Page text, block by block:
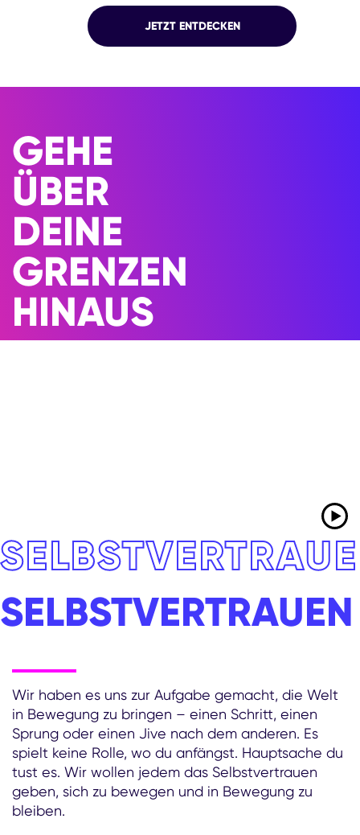
JETZT ENTDECKEN
GEHE
ÜBER
DEINE
GRENZEN
HINAUS
Wir haben es uns zur Aufgabe gemacht, die Welt
in Bewegung zu bringen – einen Schritt, einen
Sprung oder einen Jive nach dem anderen. Es
spielt keine Rolle, wo du anfängst. Hauptsache du
tust es. Wir wollen jedem das Selbstvertrauen
geben, sich zu bewegen und in Bewegung zu
bleiben.